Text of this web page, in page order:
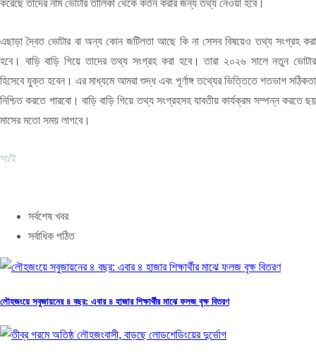
করেছে তাদের নাম ভোটার তালিকা থেকে কর্তন করার জন্য তথ্য নেওয়া হবে।
এছাড়া দ্বৈত ভোটার বা অন্য কোন জটিলতা আছে কি না সেসব বিষয়েও তথ্য সংগ্রহ করা
হবে। বাড়ি বাড়ি গিয়ে তাদের তথ্য সংগ্রহ করা হবে। তারা ২০২৬ সালে নতুন ভোটার
হিসেবে যুক্ত হবেন। এর মাধ্যমে আমরা শুদ্ধ এবং পূর্ণাঙ্গ তথ্যের ভিত্তিতে শতভাগ সঠিকতা
নিশ্চিত করতে পারবো। বাড়ি বাড়ি গিয়ে তথ্য সংগ্রহসহ যাবতীয় কার্যক্রম সম্পন্ন করতে ছয়
মাসের মতো সময় লাগবে।
সা/ই
সর্বশেষ খবর
সর্বাধিক পঠিত
লৌহজংয়ে সবুজায়নের ৪ বছর: এবার ৪ হাজার শিক্ষার্থীর মাঝে ফলজ বৃক্ষ বিতরণ